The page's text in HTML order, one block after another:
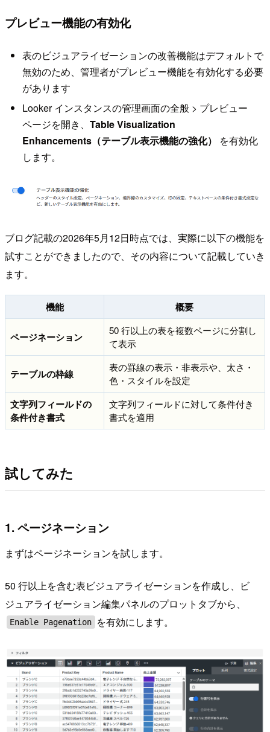
プレビュー機能の有効化
表のビジュアライゼーションの改善機能はデフォルトで
無効のため、管理者がプレビュー機能を有効化する必要
があります
Looker インスタンスの管理画面の全般 > プレビュー
ページを開き、 Table Visualization
Enhancements（テーブル表示機能の強化）
を有効化
します。
ブログ記載の2026年5月12日時点では、実際に以下の機能を
試すことができましたので、その内容について記載していき
ます。
機能 概要
ページネーション
50 行以上の表を複数ページに分割し
て表示
テーブルの枠線
表の罫線の表示・非表示や、太さ・
色・スタイルを設定
文字列フィールドの
条件付き書式
文字列フィールドに対して条件付き
書式を適用
試してみた
1. ページネーション
まずはページネーションを試します。
50 行以上を含む表ビジュアライゼーションを作成し、ビ
ジュアライゼーション編集パネルのプロットタブから、
Enable Pagenation を有効にします。